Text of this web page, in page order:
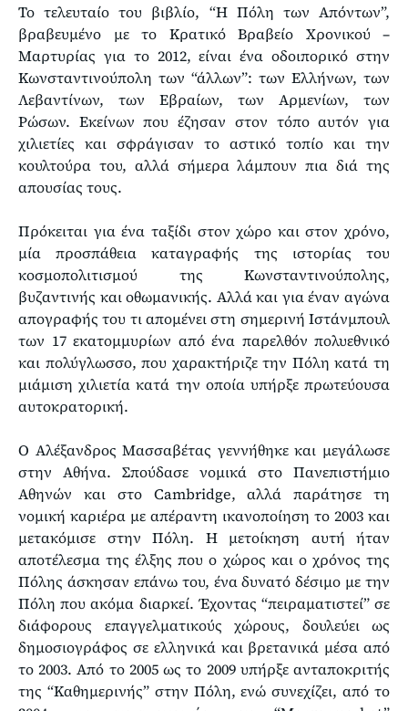
Το τελευταίο του βιβλίο, “Η Πόλη των Απόντων”,
βραβευμένο με το Κρατικό Βραβείο Χρονικού –
Μαρτυρίας για το 2012, είναι ένα οδοιπορικό στην
Κωνσταντινούπολη των “άλλων”: των Ελλήνων, των
Λεβαντίνων, των Εβραίων, των Αρμενίων, των
Ρώσων. Εκείνων που έζησαν στον τόπο αυτόν για
χιλιετίες και σφράγισαν το αστικό τοπίο και την
κουλτούρα του, αλλά σήμερα λάμπουν πια διά της
απουσίας τους.
Πρόκειται για ένα ταξίδι στον χώρο και στον χρόνο,
μία προσπάθεια καταγραφής της ιστορίας του
κοσμοπολιτισμού της Κωνσταντινούπολης,
βυζαντινής και οθωμανικής. Αλλά και για έναν αγώνα
απογραφής του τι απομένει στη σημερινή Ιστάνμπουλ
των 17 εκατομμυρίων από ένα παρελθόν πολυεθνικό
και πολύγλωσσο, που χαρακτήριζε την Πόλη κατά τη
μιάμιση χιλιετία κατά την οποία υπήρξε πρωτεύουσα
αυτοκρατορική.
Ο Αλέξανδρος Μασσαβέτας γεννήθηκε και μεγάλωσε
στην Αθήνα. Σπούδασε νομικά στο Πανεπιστήμιο
Αθηνών και στο Cambridge, αλλά παράτησε τη
νομική καριέρα με απέραντη ικανοποίηση το 2003 και
μετακόμισε στην Πόλη. Η μετοίκηση αυτή ήταν
αποτέλεσμα της έλξης που ο χώρος και ο χρόνος της
Πόλης άσκησαν επάνω του, ένα δυνατό δέσιμο με την
Πόλη που ακόμα διαρκεί. Έχοντας “πειραματιστεί” σε
διάφορους επαγγελματικούς χώρους, δουλεύει ως
δημοσιογράφος σε ελληνικά και βρετανικά μέσα από
το 2003. Από το 2005 ως το 2009 υπήρξε ανταποκριτής
της “Καθημερινής” στην Πόλη, ενώ συνεχίζει, από το